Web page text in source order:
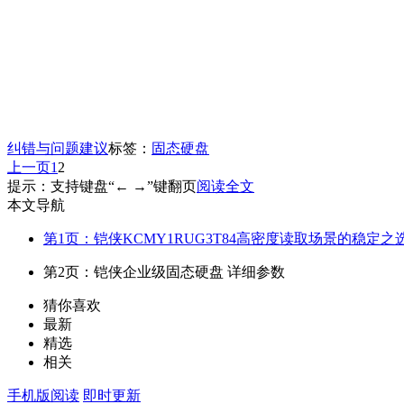
纠错与问题建议标签： 固态硬盘
上一页1 2
提示：支持键盘“← →”键翻页阅读全文
本文导航
第1页：铠侠KCMY1RUG3T84高密度读取场景的稳定之
第2页：铠侠企业级固态硬盘 详细参数
猜你喜欢
最新
精选
相关
手机版阅读 即时更新